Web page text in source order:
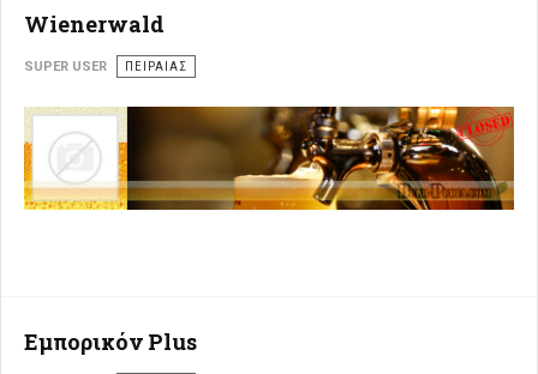
Wienerwald
SUPER USER ΠΕΙΡΑΙΆΣ
Εμπορικόν Plus